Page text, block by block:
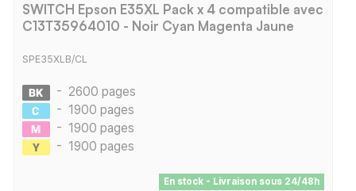
SWITCH Epson E35XL Pack x 4 compatible avec
C13T35964010 - Noir Cyan Magenta Jaune
SPE35XLB/CL
- 2600 pages
- 1900 pages
- 1900 pages
- 1900 pages
En stock - Livraison sous 24/48h